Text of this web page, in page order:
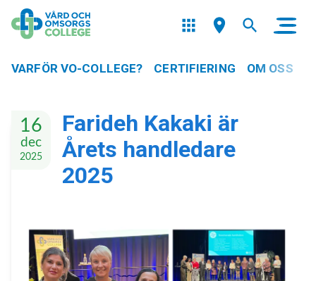
VARFÖR VO-COLLEGE? CERTIFIERING OM OSS
16
dec
2025
Farideh Kakaki är
Årets handledare
2025